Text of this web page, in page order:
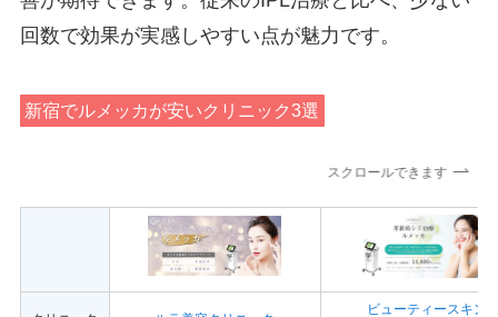
回数で効果が実感しやすい点が魅力です。
新宿でルメッカが安いクリニック3選
スクロールできます
ビューティースキン